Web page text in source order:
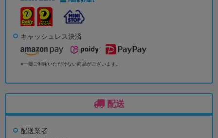
キャッシュレス決済
※一部ご利用いただけない商品がございます。
配送
配送業者